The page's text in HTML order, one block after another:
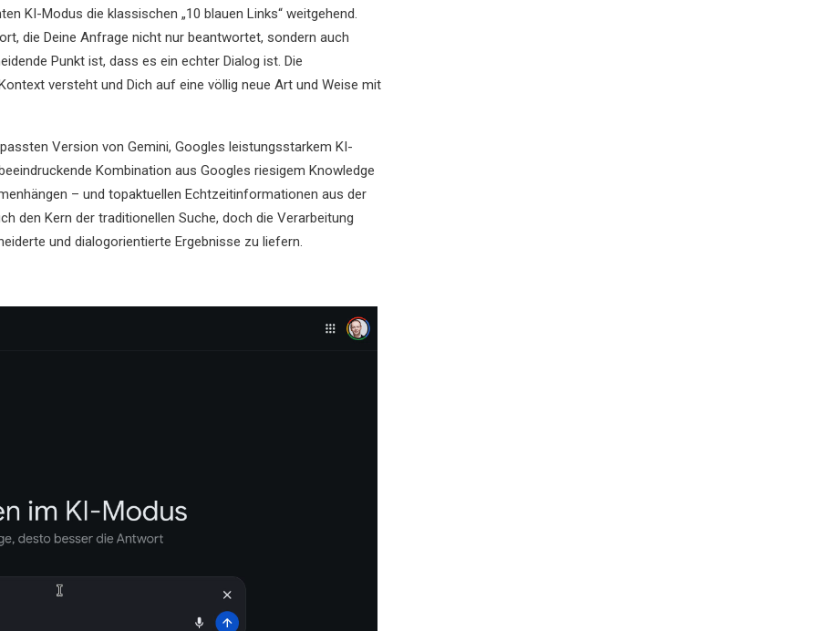
KI-Modus die klassischen „10 blauen Links“ weitgehend.
die Deine Anfrage nicht nur beantwortet, sondern auch
Punkt ist, dass es ein echter Dialog ist. Die
versteht und Dich auf eine völlig neue Art und Weise mit
Version von Gemini, Googles leistungsstarkem KI-
Kombination aus Googles riesigem Knowledge
– und topaktuellen Echtzeitinformationen aus der
den Kern der traditionellen Suche, doch die Verarbeitung
und dialogorientierte Ergebnisse zu liefern.